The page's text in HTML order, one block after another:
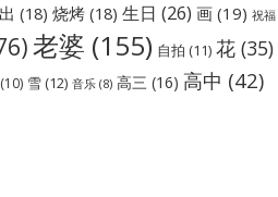
(18) 烧烤 (18) 生日 (26) 画 (19) 祝福
老婆 (155) 自拍 (11) 花 (35)
(10) 雪 (12) 音乐 (8) 高三 (16) 高中 (42)